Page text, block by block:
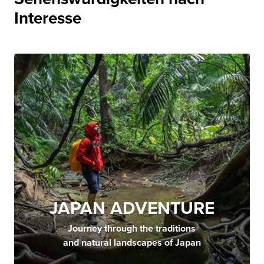
Interesse
JAPAN ADVENTURE
Journey through the traditions
and natural landscapes of Japan